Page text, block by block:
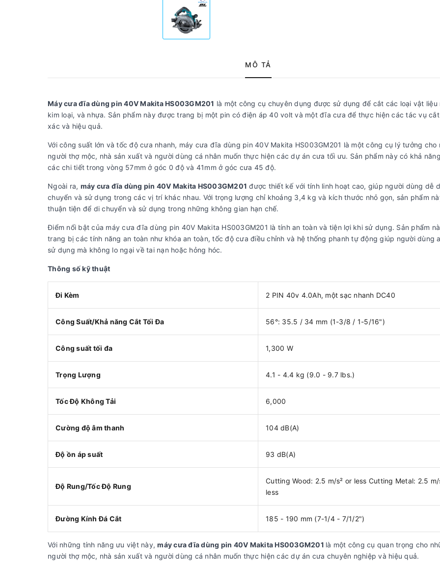
MÔ TẢ
Máy cưa đĩa dùng pin 40V Makita HS003GM201 là một công cụ chuyên dụng được sử dụng để cắt các loại vật liệu
kim loại, và nhựa. Sản phẩm này được trang bị một pin có điện áp 40 volt và một đĩa cưa để thực hiện các tác vụ
xác và hiệu quả.
Với công suất lớn và tốc độ cưa nhanh, máy cưa đĩa dùng pin 40V Makita HS003GM201 là một công cụ lý tưởng cho
người thợ mộc, nhà sản xuất và người dùng cá nhân muốn thực hiện các dự án cưa tối ưu. Sản phẩm này có khả
các chi tiết trong vòng 57mm ở góc 0 độ và 41mm ở góc cưa 45 độ.
Ngoài ra, máy cưa đĩa dùng pin 40V Makita HS003GM201 được thiết kế với tính linh hoạt cao, giúp người dùng dễ
chuyển và sử dụng trong các vị trí khác nhau. Với trọng lượng chỉ khoảng 3,4 kg và kích thước nhỏ gọn, sản phẩm
thuận tiện để di chuyển và sử dụng trong những không gian hạn chế.
Điểm nổi bật của máy cưa đĩa dùng pin 40V Makita HS003GM201 là tính an toàn và tiện lợi khi sử dụng. Sản phẩm
trang bị các tính năng an toàn như khóa an toàn, tốc độ cưa điều chỉnh và hệ thống phanh tự động giúp người dùng
sử dụng mà không lo ngại về tai nạn hoặc hỏng hóc.
Thông số kỹ thuật
Đi Kèm 2 PIN 40v 4.0Ah, một sạc nhanh DC40
Công Suất/Khả năng Cắt Tối Đa 56°: 35.5 / 34 mm (1-3/8 / 1-5/16")
Công suất tối đa 1,300 W
Trọng Lượng 4.1 - 4.4 kg (9.0 - 9.7 lbs.)
Tốc Độ Không Tải 6,000
Cường độ âm thanh 104 dB(A)
Độ ồn áp suất 93 dB(A)
Độ Rung/Tốc Độ Rung
Cutting Wood: 2.5 m/s² or less Cutting Metal: 2.5 m/
less
Đường Kính Đá Cắt 185 - 190 mm (7-1/4 - 7/1/2")
Với những tính năng ưu việt này,máy cưa đĩa dùng pin 40V Makita HS003GM201 là một công cụ quan trọng cho
người thợ mộc, nhà sản xuất và người dùng cá nhân muốn thực hiện các dự án cưa chuyên nghiệp và hiệu quả.